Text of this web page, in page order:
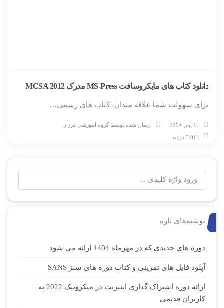
دانلود کتاب های مایکروسافت MS-Press مدرک MCSA 2012
برای سهولت شما علاقه مندان، کتاب های رسمی…
17 آبان 1394 ارسال شده توسط گروه آموزشی فرزان
نوشته‌های تازه
دوره های جدیدی که در مهرماه 1404 ارائه می شود
آپلود فایل های تمرینی و کتاب دوره های سنز SANS
ارائه دوره اشتراک گذاری اینترنت در میکروتیک 2022 به
کاربران قدیمی